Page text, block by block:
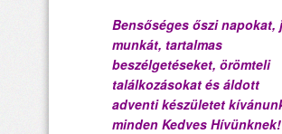
Bensőséges őszi napokat,
munkát, tartalmas
beszélgetéseket, örömteli
találkozásokat és áldott
adventi készületet
minden Kedves Hívünknek!